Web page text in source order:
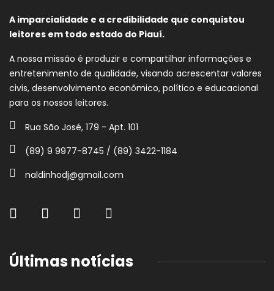
A imparcialidade e a credibilidade que conquistou
leitores em todo estado do Piauí.
A nossa missão é produzir e compartilhar informações e
entretenimento de qualidade, visando acrescentar valores
civis, desenvolvimento econômico, político e educacional
para os nossos leitores.
Rua São José, 179 - Apt. 101
(89) 9 9977-8745 / (89) 3422-1184
naldinhodj@gmail.com
Últimas notícias